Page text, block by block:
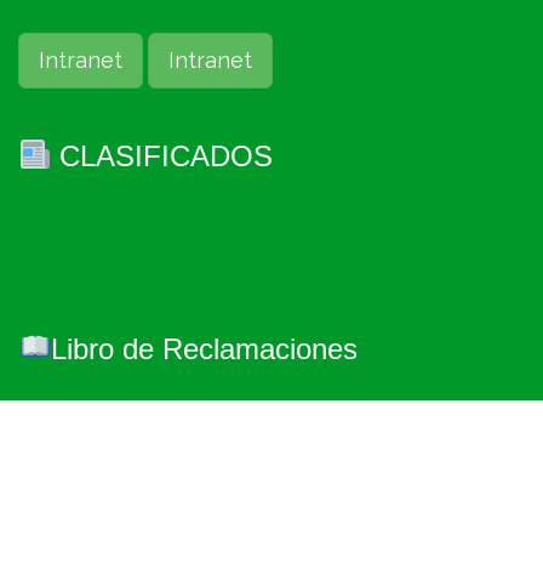
Intranet Intranet
CLASIFICADOS
Libro de Reclamaciones